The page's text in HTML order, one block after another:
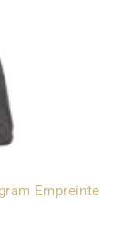
Empreinte